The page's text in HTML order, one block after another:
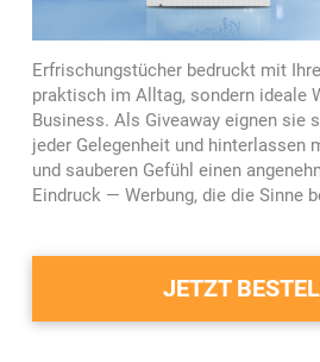
Erfrischungstücher bedruckt mit
praktisch im Alltag, sondern ideale
Business. Als Giveaway eignen sie
jeder Gelegenheit und hinterlassen
und sauberen Gefühl einen
Eindruck — Werbung, die die Sinne
JETZT